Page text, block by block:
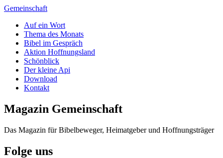
Zum
springen
Gemeinschaft
Auf ein Wort
Thema des Monats
Bibel im Gespräch
Aktion Hoffnungsland
Schönblick
Der kleine Api
Download
Kontakt
Magazin Gemeinschaft
Das Magazin für Bibelbeweger, Heimatgeber und Hoffnungsträger
Folge uns